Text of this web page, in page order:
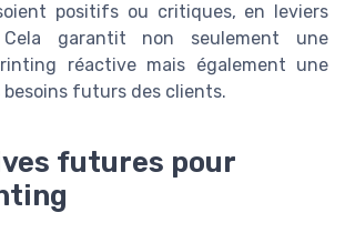
positifs ou critiques, en leviers
Cela garantit non seulement une
réactive mais également une
futurs des clients.
futures pour